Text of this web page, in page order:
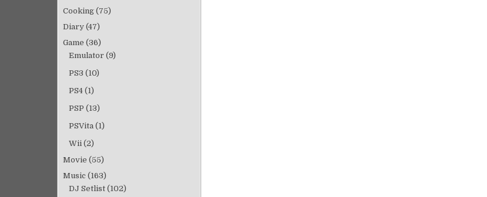
Cooking (75)
Diary (47)
Game (36)
Emulator (9)
PS3 (10)
PS4 (1)
PSP (13)
PSVita (1)
Wii (2)
Movie (55)
Music (163)
DJ Setlist (102)